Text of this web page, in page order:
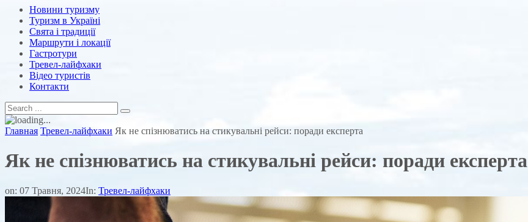
Новини туризму
Туризм в Україні
Свята і традиції
Маршрути і локації
Гастротури
Тревел-лайфхаки
Відео туристів
Контакти
Главная Тревел-лайфхаки Як не спізнюватись на стикувальні рейси: поради експерта
Як не спізнюватись на стикувальні рейси: поради експерта
on: 07 Травня, 2024In: Тревел-лайфхаки